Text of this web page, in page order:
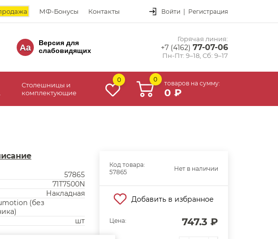
МФ-Бонусы Контакты Войти | Регистрация
Aa
Версия для
слабовидящих
Горячая линия:
+7 (4162) 77-07-06
Пн-Пт: 9–18, Сб: 9–17
Столешницы и
комплектующие
0 0
товаров на сумму:
0 ₽
57865
71T7500N
Накладная
(без
шт
Код товара:
57865
Нет в наличии
Добавить в избранное
Цена: 747.3 ₽